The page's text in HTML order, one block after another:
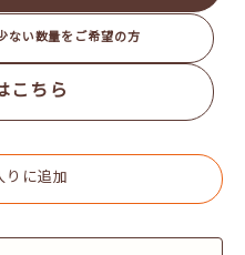
ない数量をご希望の方
こちら
りに追加